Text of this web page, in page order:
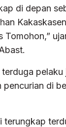
di depan
Tomohon,”
pelaku
pencurian di
terungkap